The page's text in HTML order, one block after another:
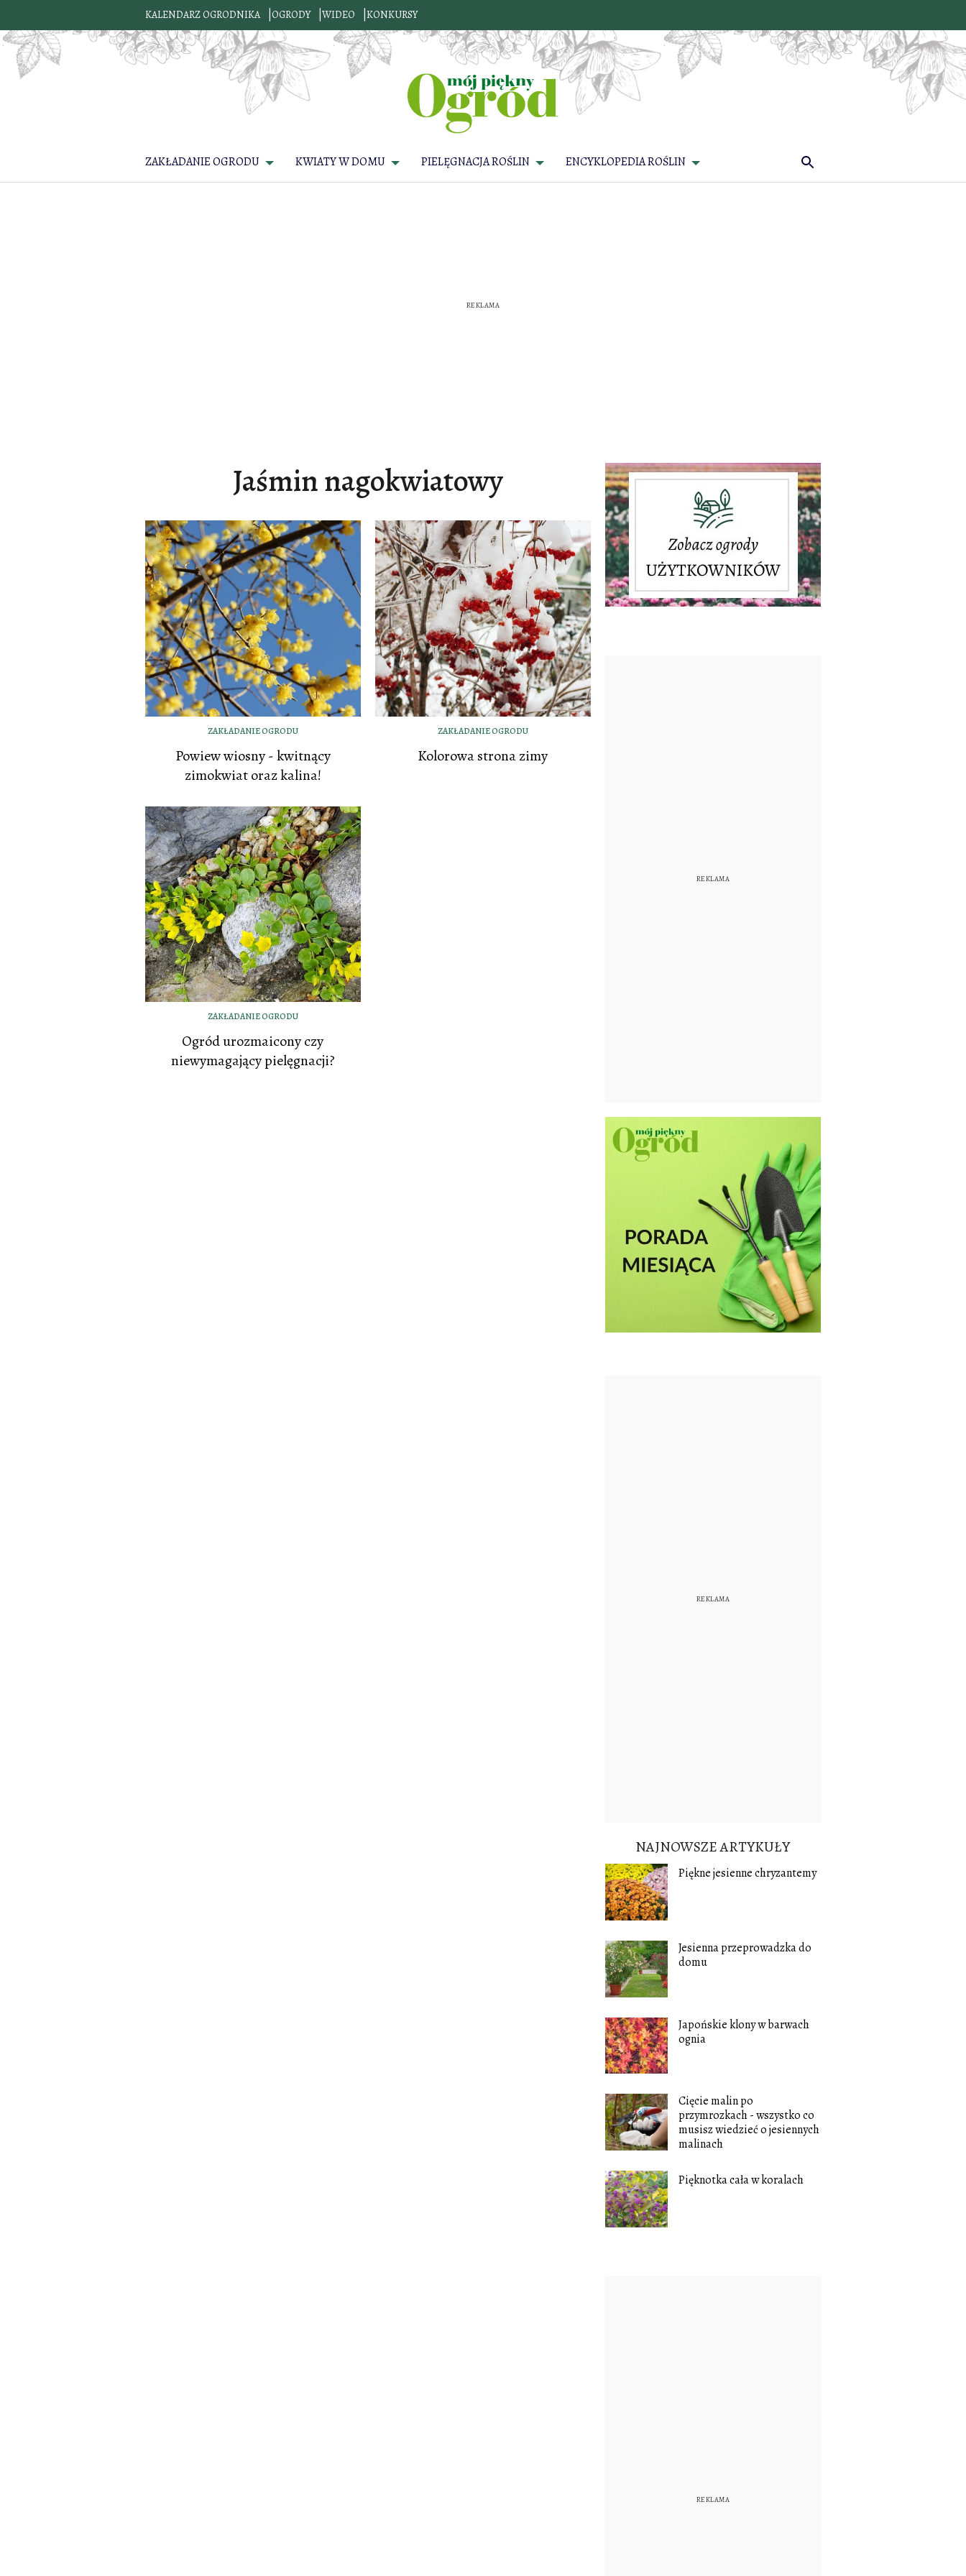
KALENDARZ OGRODNIKA OGRODY WIDEO KONKURSY
ZAKŁADANIE OGRODU KWIATY W DOMU PIELĘGNACJA ROŚLIN ENCYKLOPEDIA ROŚLIN
Jaśmin nagokwiatowy
ZAKŁADANIE OGRODU
Powiew wiosny - kwitnący
zimokwiat oraz kalina!
ZAKŁADANIE OGRODU
Kolorowa strona zimy
ZAKŁADANIE OGRODU
Ogród urozmaicony czy
niewymagający pielęgnacji?
NAJNOWSZE ARTYKUŁY
Piękne jesienne chryzantemy
Jesienna przeprowadzka do
domu
Japońskie klony w barwach
ognia
Cięcie malin po
przymrozkach - wszystko co
musisz wiedzieć o jesiennych
malinach
Pięknotka cała w koralach